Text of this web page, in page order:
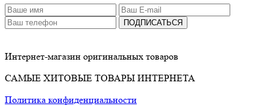
ПОДПИСАТЬСЯ
Интернет-магазин оригинальных товаров
САМЫЕ ХИТОВЫЕ ТОВАРЫ ИНТЕРНЕТА
Политика конфиденциальности